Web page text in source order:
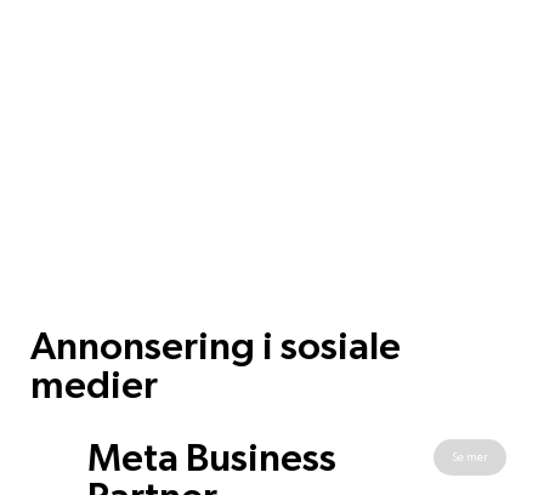
Annonsering i sosiale
medier
Meta Business
Se mer